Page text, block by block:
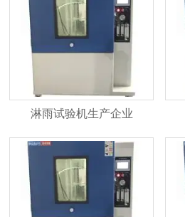
淋雨试验机生产企业